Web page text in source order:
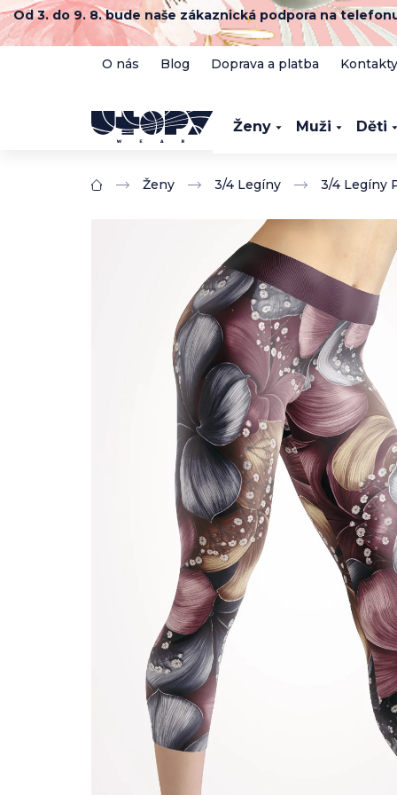
Přejít
na
obsah
Od 3. do 9. 8. bude naše zákaznická podpora na
O nás Blog Doprava a platba Kontakty
Ženy Muži Děti
Domů Ženy 3/4 Legíny 3/4 Legíny